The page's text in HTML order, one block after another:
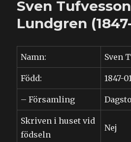
Sven Tufvesson
Lundgren
Namn: Sven
Född: 1847-
– Församling
Skriven i huset vid
födseln
Nej